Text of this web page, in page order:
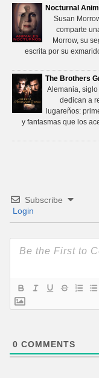
Nocturnal
Susan
comparte
Morrow, su
escrita por su
The Brothers
Alemania, siglo
dedican a
lugareños:
y fantasmas que los
Subscribe
Login
0 COMMENTS